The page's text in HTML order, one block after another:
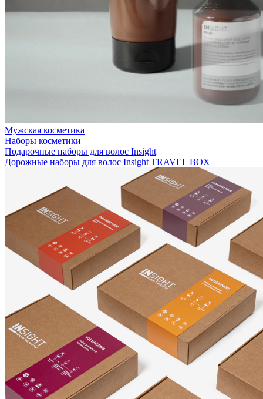
Мужская косметика
Наборы косметики
Подарочные наборы для волос Insight
Дорожные наборы для волос Insight TRAVEL BOX